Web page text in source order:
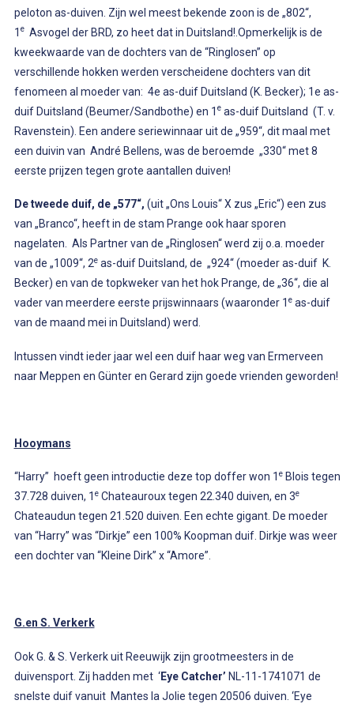
peloton as-duiven. Zijn wel meest bekende zoon is de „802“,
1 eAsvogel der BRD, zo heet dat in Duitsland!.Opmerkelijk is de
kweekwaarde van de dochters van de “Ringlosen” op
verschillende hokken werden verscheidene dochters van dit
fenomeen al moeder van: 4e as-duif Duitsland (K. Becker); 1e as-
duif Duitsland (Beumer/Sandbothe) en 1 eas-duif Duitsland (T. v.
Ravenstein). Een andere seriewinnaar uit de „959“, dit maal met
een duivin van André Bellens, was de beroemde „330“ met 8
eerste prijzen tegen grote aantallen duiven!
De tweede duif, de „577“, (uit „Ons Louis“ X zus „Eric“) een zus
van „Branco“, heeft in de stam Prange ook haar sporen
nagelaten. Als Partner van de „Ringlosen“ werd zij o.a. moeder
van de „1009“, 2eas-duif Duitsland, de „924“ (moeder as-duif K.
Becker) en van de topkweker van het hok Prange, de „36“, die al
vader van meerdere eerste prijswinnaars (waaronder 1 eas-duif
van de maand mei in Duitsland) werd.
Intussen vindt ieder jaar wel een duif haar weg van Ermerveen
naar Meppen en Günter en Gerard zijn goede vrienden geworden!
Hooymans
“Harry” hoeft geen introductie deze top doffer won 1 eBlois tegen
37.728 duiven, 1 eChateauroux tegen 22.340 duiven, en 3e
Chateaudun tegen 21.520 duiven. Een echte gigant. De moeder
van “Harry” was “Dirkje” een 100% Koopman duif. Dirkje was weer
een dochter van “Kleine Dirk” x “Amore”.
G.en S. Verkerk
Ook G. & S. Verkerk uit Reeuwijk zijn grootmeesters in de
duivensport. Zij hadden met ‘Eye Catcher’ NL-11-1741071 de
snelste duif vanuit Mantes la Jolie tegen 20506 duiven. ‘Eye